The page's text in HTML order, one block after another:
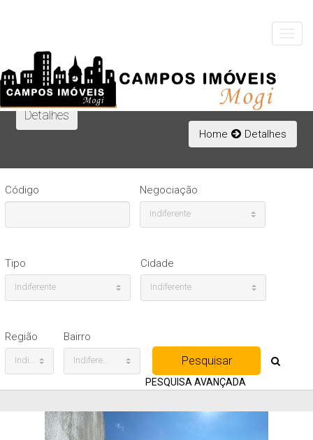
Detalhes
Home Detalhes
Código Negociação
Indiferente
Tipo
Indiferente
Cidade
Indiferente
Região
Indiferente
Bairro
Indiferente
PESQUISA AVANÇADA